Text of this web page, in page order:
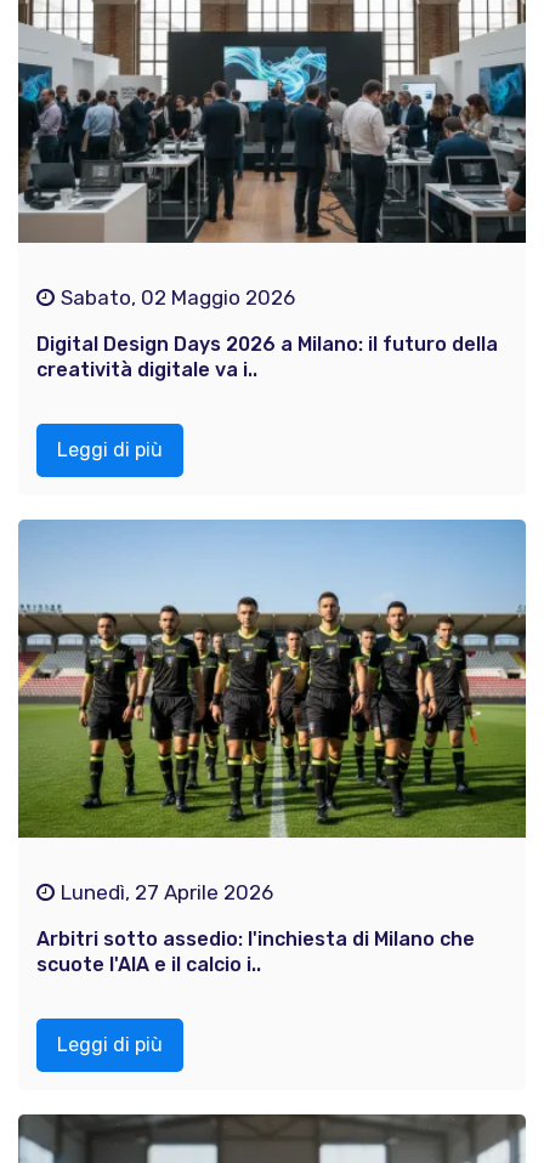
Sabato, 02 Maggio 2026
Digital Design Days 2026 a Milano: il futuro della
creatività digitale va i..
Leggi di più
Lunedì, 27 Aprile 2026
Arbitri sotto assedio: l'inchiesta di Milano che
scuote l'AIA e il calcio i..
Leggi di più